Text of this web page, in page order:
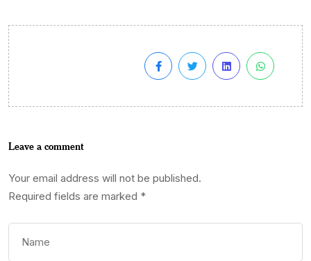
Leave a comment
Your email address will not be published.
Required fields are marked *